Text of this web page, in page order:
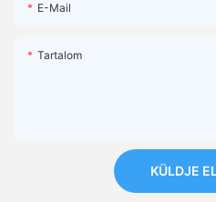
E-Mail
Tartalom
KÜLDJE